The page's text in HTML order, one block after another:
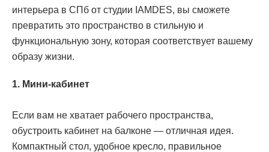
интерьера в СПб от студии IAMDES, вы сможете
превратить это пространство в стильную и
функциональную зону, которая соответствует вашему
образу жизни.
1. Мини-кабинет
Если вам не хватает рабочего пространства,
обустроить кабинет на балконе — отличная идея.
Компактный стол, удобное кресло, правильное